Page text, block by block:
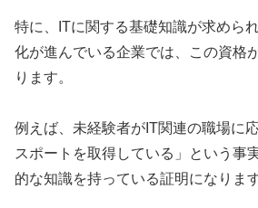
特に、ITに関する基礎知識が求めら
化が進んでいる企業では、この資格
ります。
例えば、未経験者がIT関連の職場に
スポートを取得している」という事
的な知識を持っている証明になります